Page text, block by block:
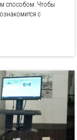
способом. Чтобы
с